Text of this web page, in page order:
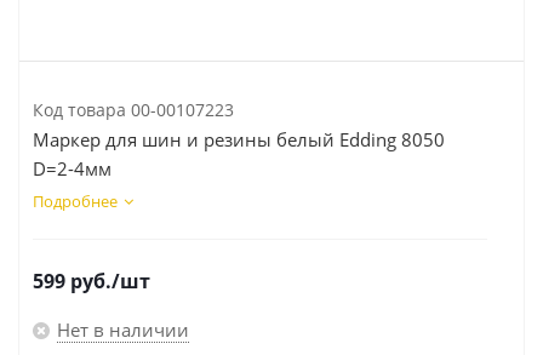
Код товара 00-00107223
Маркер для шин и резины белый Edding 8050
D=2-4мм
Подробнее
599 руб./шт
Нет в наличии